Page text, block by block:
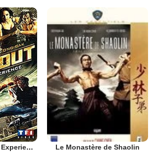
Knockout Ultimate Experience Le Monastère de Shaolin